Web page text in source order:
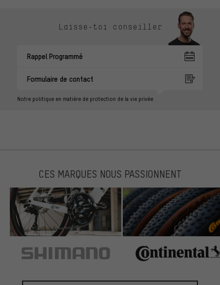
Laisse-toi conseiller
Rappel Programmé
Formulaire de contact
Notre politique en matière de protection de la vie privée
CES MARQUES NOUS PASSIONNENT